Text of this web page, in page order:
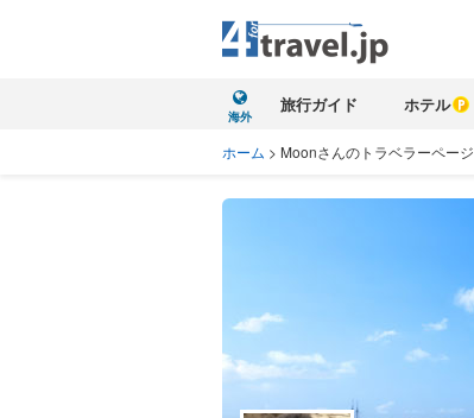
海外
旅行ガイド ホテル
ホーム > Moonさんのトラベラーページ